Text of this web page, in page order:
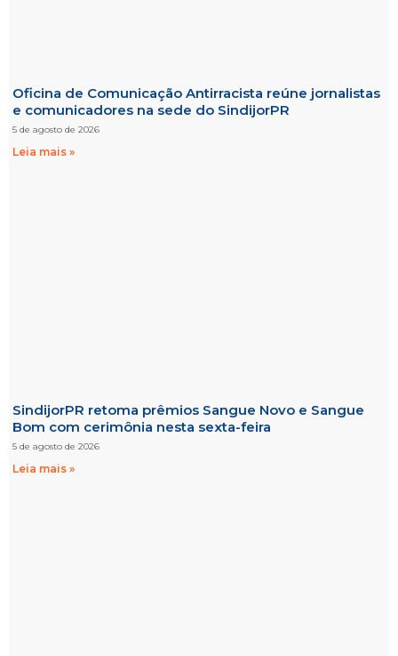
Oficina de Comunicação Antirracista reúne jornalistas
e comunicadores na sede do SindijorPR
5 de agosto de 2026
Leia mais »
SindijorPR retoma prêmios Sangue Novo e Sangue
Bom com cerimônia nesta sexta-feira
5 de agosto de 2026
Leia mais »